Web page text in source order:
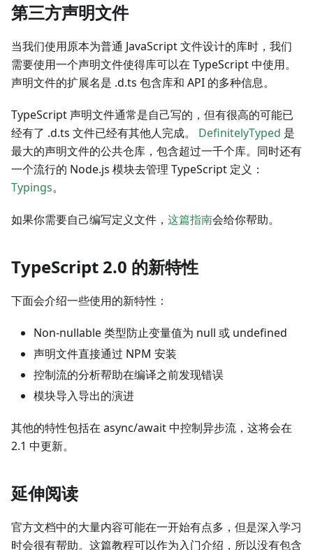
第三方声明文件
当我们使用原本为普通 JavaScript 文件设计的库时，我们
需要使用一个声明文件使得库可以在 TypeScript 中使用。
声明文件的扩展名是 .d.ts 包含库和 API 的多种信息。
TypeScript 声明文件通常是自己写的，但有很高的可能已
经有了 .d.ts 文件已经有其他人完成。 DefinitelyTyped 是
最大的声明文件的公共仓库，包含超过一千个库。同时还有
一个流行的 Node.js 模块去管理 TypeScript 定义：
Typings。
如果你需要自己编写定义文件， 这篇指南会给你帮助。
TypeScript 2.0 的新特性
下面会介绍一些使用的新特性：
Non-nullable 类型防止变量值为 null 或 undefined
声明文件直接通过 NPM 安装
控制流的分析帮助在编译之前发现错误
模块导入导出的演进
其他的特性包括在 async/await 中控制异步流，这将会在
2.1 中更新。
延伸阅读
官方文档中的大量内容可能在一开始有点多，但是深入学习
时会很有帮助。这篇教程可以作为入门介绍，所以没有包含